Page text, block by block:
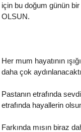
için bu doğum günün
OLSUN.
Her mum hayatının
daha çok
Pastanın etrafında
etrafında hayallerin
Farkında mısın biraz